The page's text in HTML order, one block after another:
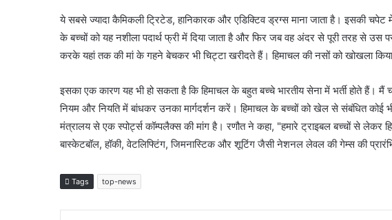
ये सबसे ज्यादा कैमिकली ट्रिटेड, हानिकारक और एडिक्टिव ड्रग्स माना जाता है। इसकी
के बच्चों को यह नशीला पदार्थ फ्री में दिया जाता है और फिर जब वह अंदर से पूरी तरह से उस
करके यहां तक की मां के गहने बेचकर भी चिट्टा खरीदते हैं। हिमाचल की नसों को खोखला
इसका एक कारण यह भी हो सकता है कि हिमाचल के बहुत बच्चे भारतीय सेना में भर्ती होते हैं। मैं
नियम और नियति में बांधकर उनका मार्गदर्शन करें। हिमाचल के बच्चों को खेल से संबंधित कोई
मंत्रालय से एक स्पोर्ट्स कॉम्पलैक्स की मांग है। रणौत ने कहा, "हमारे ट्राइबल बच्चों से लेकर
बास्केटबॉल, हॉकी, वेटलिफ्टिंग, जिमनास्टिक और शूटिंग जैसी नेशनल लेवल की गेम्स की
Tags top-news